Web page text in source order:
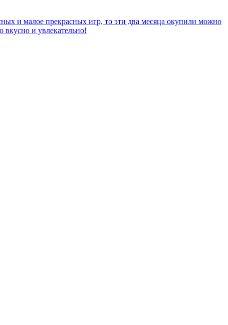
и малое прекрасных игр, то эти два месяца окупили можно
вкусно и увлекательно!